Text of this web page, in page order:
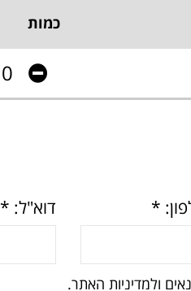
כמות
* דוא"ל: *
ולמדיניות האתר.